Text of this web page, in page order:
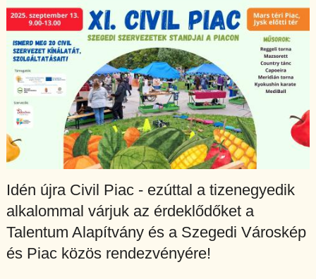
Idén újra Civil Piac - ezúttal a tizenegyedik
alkalommal várjuk az érdeklődőket a
Talentum Alapítvány és a Szegedi Városkép
és Piac közös rendezvényére!